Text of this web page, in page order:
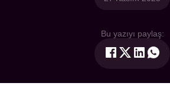
Bu yazıyı paylaş: